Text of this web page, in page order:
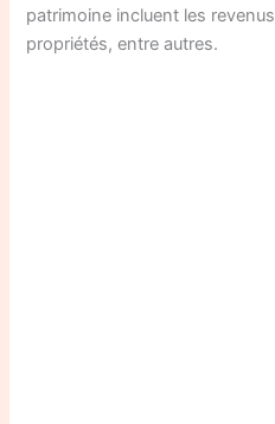
patrimoine incluent les
propriétés, entre autres.